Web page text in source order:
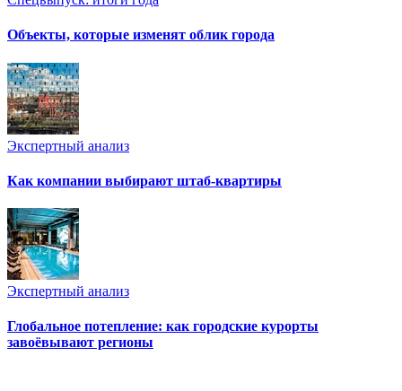
Объекты, которые изменят облик города
Экспертный анализ
Как компании выбирают штаб-квартиры
Экспертный анализ
Глобальное потепление: как городские курорты
завоёвывают регионы